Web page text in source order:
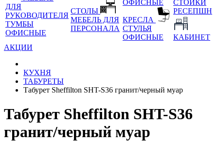
ДЛЯ
РУКОВОДИТЕЛЯ
ТУМБЫ
ОФИСНЫЕ
СТОЛЫ
МЕБЕЛЬ ДЛЯ
ПЕРСОНАЛА
ОФИСНЫЕ
КРЕСЛА
СТУЛЬЯ
ОФИСНЫЕ
СТОЙКИ
РЕСЕПШН
КАБИНЕТ
АКЦИИ
КУХНЯ
ТАБУРЕТЫ
Табурет Sheffilton SHT-S36 гранит/черный муар
Табурет Sheffilton SHT-S36
гранит/черный муар